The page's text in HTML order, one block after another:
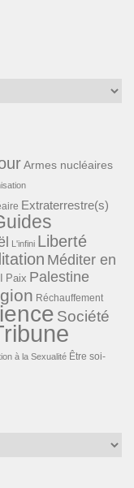
Armes nucléaires
Extraterrestre(s)
L'infini Liberté
Méditer en
Paix Palestine
Réchauffement
Société
à la Sexualité Être soi-